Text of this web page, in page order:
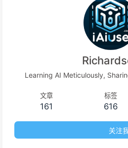
Learning AI Meticulously,
文章
161
标签
616
关注